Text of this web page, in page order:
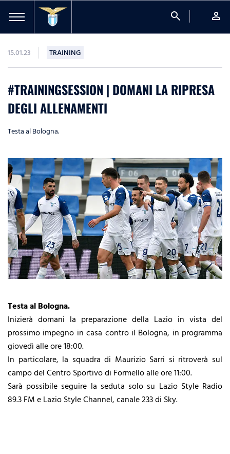
search person
15.01.23 TRAINING
#TRAININGSESSION | DOMANI LA RIPRESA
DEGLI ALLENAMENTI
Testa al Bologna.
Testa al Bologna.
Inizierà domani la preparazione della Lazio in vista del
prossimo impegno in casa contro il Bologna, in programma
giovedì alle ore 18:00.
In particolare, la squadra di Maurizio Sarri si ritroverà sul
campo del Centro Sportivo di Formello alle ore 11:00.
Sarà possibile seguire la seduta solo su Lazio Style Radio
89.3 FM e Lazio Style Channel, canale 233 di Sky.